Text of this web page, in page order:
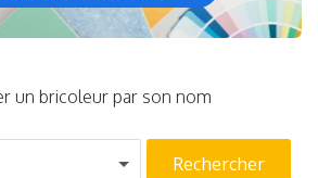
un bricoleur par son nom
Rechercher